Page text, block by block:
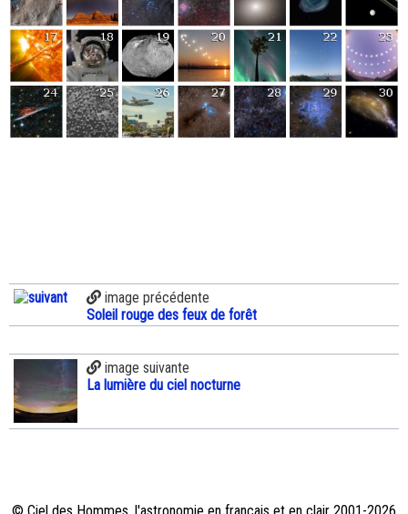
image précédente
Soleil rouge des feux de forêt
image suivante
La lumière du ciel nocturne
© Ciel des Hommes, l'astronomie en français et en clair 2001-2026